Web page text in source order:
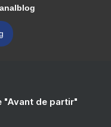
"Avant de partir"